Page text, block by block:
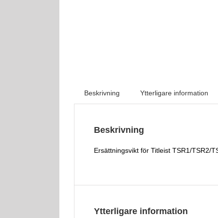
Beskrivning Ytterligare information
Beskrivning
Ersättningsvikt för Titleist TSR1/TSR2/
Ytterligare information